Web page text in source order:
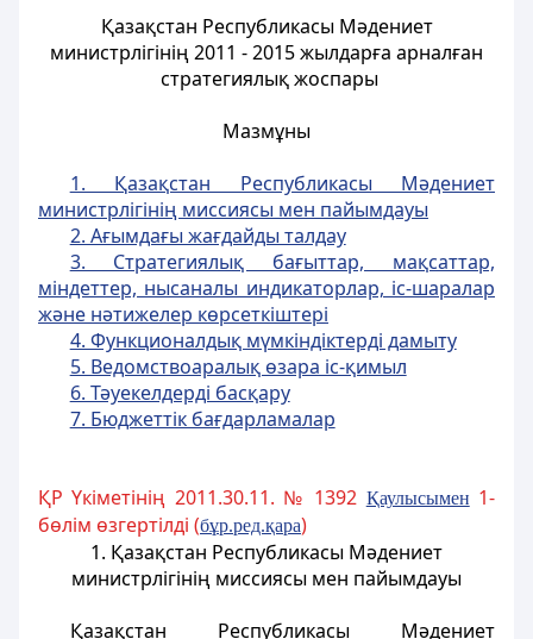
Қазақстан Республикасы Мәдениет
министрлігінің 2011 - 2015 жылдарға арналған
стратегиялық жоспары
Мазмұны
1. Қазақстан Республикасы Мәдениет
министрлігінің миссиясы мен пайымдауы
2. Ағымдағы жағдайды талдау
3. Стратегиялық бағыттар, мақсаттар,
міндеттер, нысаналы индикаторлар, іс-шаралар
және нәтижелер көрсеткіштері
4. Функционалдық мүмкіндіктерді дамыту
5. Ведомствоаралық өзара іс-қимыл
6. Тәуекелдерді басқару
7. Бюджеттік бағдарламалар
ҚР Үкіметінің 2011.30.11. № 1392 Қаулысымен 1-
бөлім өзгертілді (бұр.ред.қара)
1. Қазақстан Республикасы Мәдениет
министрлігінің миссиясы мен пайымдауы
Қазақстан Республикасы Мәдениет